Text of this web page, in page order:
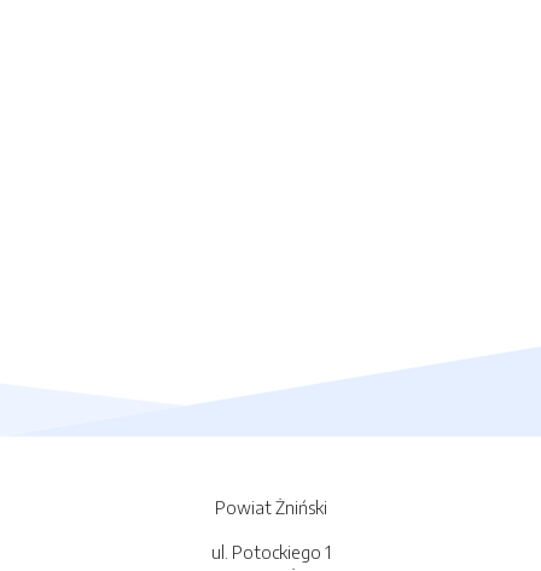
Powiat Żniński
ul. Potockiego 1